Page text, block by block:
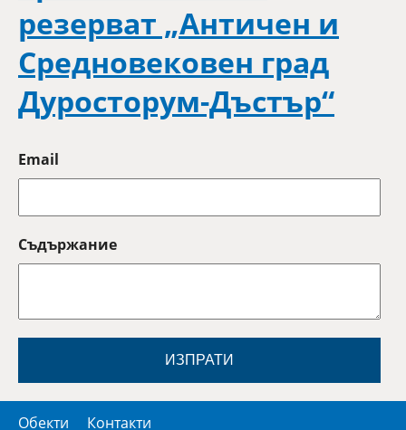
резерват „Античен и
Средновековен град
Дуросторум-Дъстър“
Email
Съдържание
ИЗПРАТИ
Обекти Контакти